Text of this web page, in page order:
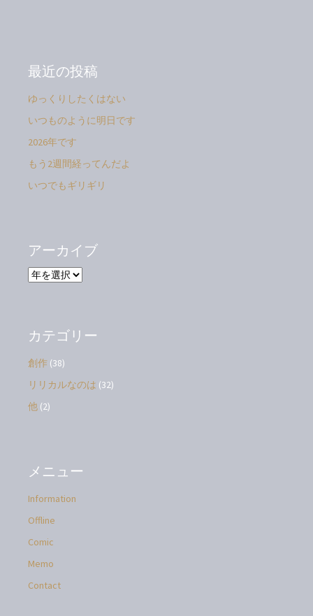
最近の投稿
ゆっくりしたくはない
いつものように明日です
2026年です
もう2週間経ってんだよ
いつでもギリギリ
アーカイブ
ア
ブ
カテゴリー
創作 (38)
リリカルなのは (32)
他 (2)
メニュー
Information
Offline
Comic
Memo
Contact